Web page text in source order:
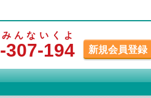
-307
みんな
-194
いくよ
新規会員登録